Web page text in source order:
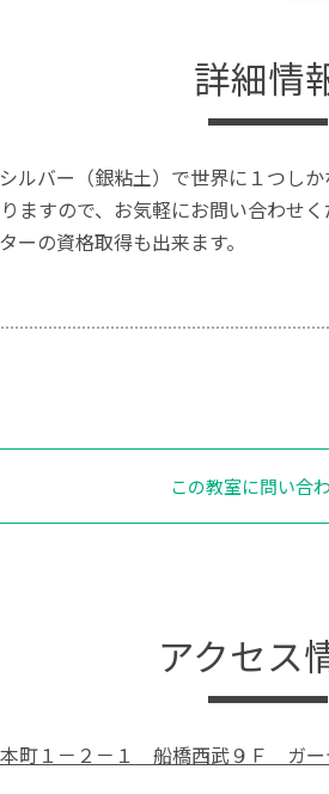
詳細情
ルバー（銀粘土）で世界に１つし
ますので、お気軽にお問い合わせく
ーの資格取得も出来ます。
この教室に問い合
アクセス
町１－２－１ 船橋西武９Ｆ ガー